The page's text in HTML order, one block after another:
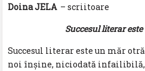
Doina JELA – scriitoare
Succesul literar
Succesul literar este un măr
noi înșine, niciodată infailibilă,